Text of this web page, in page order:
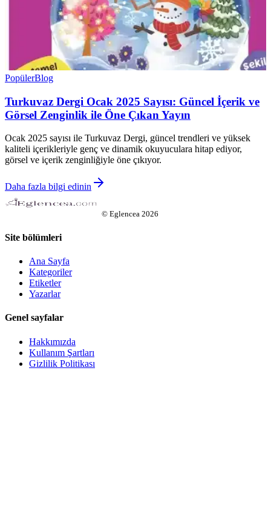
PopülerBlog
Turkuvaz Dergi Ocak 2025 Sayısı: Güncel İçerik ve
Görsel Zenginlik ile Öne Çıkan Yayın
Ocak 2025 sayısı ile Turkuvaz Dergi, güncel trendleri ve yüksek
kaliteli içerikleriyle genç ve dinamik okuyuculara hitap ediyor,
görsel ve içerik zenginliğiyle öne çıkıyor.
Daha fazla bilgi edinin
© Eglencea 2026
Site bölümleri
Ana Sayfa
Kategoriler
Etiketler
Yazarlar
Genel sayfalar
Hakkımızda
Kullanım Şartları
Gizlilik Politikası